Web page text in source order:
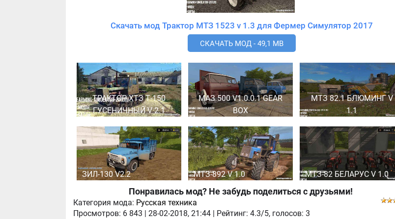
Скачать мод Трактор МТЗ 1523 v 1.3 для Фермер Симулятор 2017
СКАЧАТЬ МОД - 49,1 MB
ТРАКТОР ХТЗ Т-150
ГУСЕНИЧНЫЙ V 2.1
МАЗ 500 V1.0.0.1 GEAR
BOX
МТЗ 82.1 БЛЮМИНГ V
1.1
ЗИЛ-130 V2.2 МТЗ-892 V 1.0 МТЗ-82 БЕЛАРУС V 1.0
Понравилась мод? Не забудь поделиться с друзьями!
Категория мода: Русская техника
Просмотров: 6 843 |28-02-2018, 21:44 | Рейтинг: 4.3/5, голосов:3